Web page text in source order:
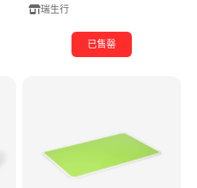
瑞生行
已售罄